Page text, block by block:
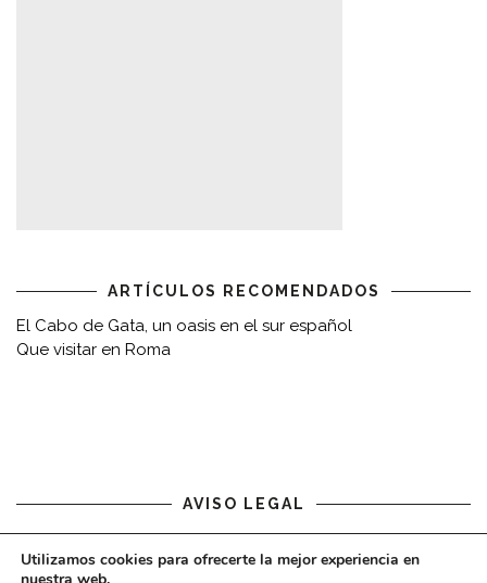
ARTÍCULOS RECOMENDADOS
El Cabo de Gata, un oasis en el sur español
Que visitar en Roma
AVISO LEGAL
Aviso legal
Utilizamos cookies para ofrecerte la mejor experiencia en